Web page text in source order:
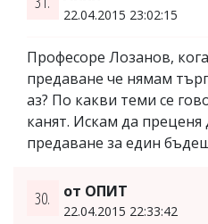
22.04.2015 23:02:15
Професоре Лозанов,
предаване че нямам
аз? По какви теми се
канят. Искам да
предаване за един
30. от ОПИТ
22.04.2015 22:33:42